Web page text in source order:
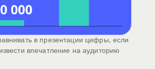
в презентации цифры, если
впечатление на аудиторию